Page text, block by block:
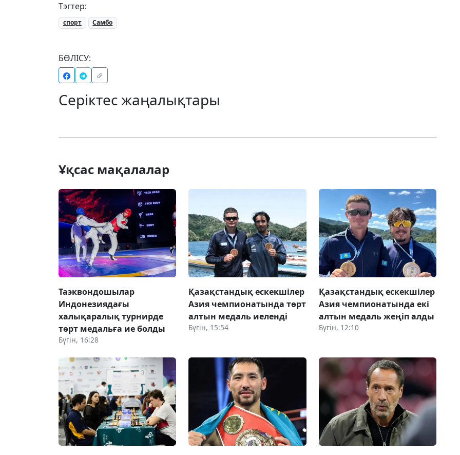
Тэгтер:
спорт Самбо
БӨЛІСУ:
Серіктес жаңалықтары
Ұқсас мақалалар
Таэквондошылар
Индонезиядағы
халықаралық турнирде
төрт медальға ие болды
Бүгін, 16:28
Қазақстандық ескекшілер
Азия чемпионатында төрт
алтын медаль иеленді
Бүгін, 15:54
Қазақстандық ескекшілер
Азия чемпионатында екі
алтын медаль жеңіп алды
Бүгін, 12:10